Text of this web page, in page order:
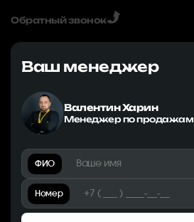
Обратный звонок
Ваш менеджер
Валентин Харин
Менеджер по продажам
ФИО
Номер